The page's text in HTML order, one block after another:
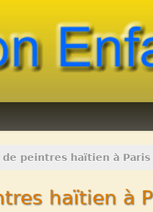
de peintres haïtien à
haïtien à